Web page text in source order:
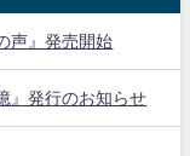
声』発売開始
』発行のお知らせ